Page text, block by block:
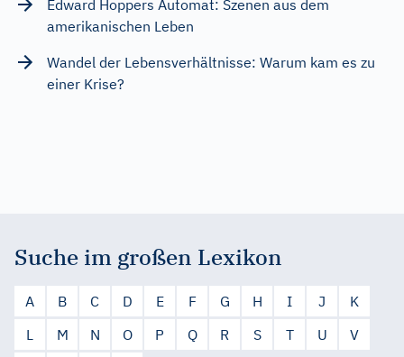
Edward Hoppers Automat: Szenen aus dem
amerikanischen Leben
Wandel der Lebensverhältnisse: Warum kam es zu
einer Krise?
Suche im großen Lexikon
A B C D E F G H I J
K
L
M N O P Q R S T U
V